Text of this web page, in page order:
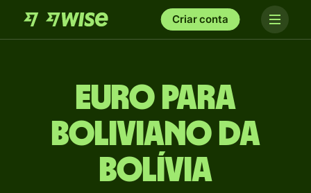
Criar conta
Euro para
Boliviano da
Bolívia